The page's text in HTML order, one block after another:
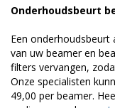
Onderhoudsbeurt
Een onderhoudsbeurt
van uw beamer en
filters vervangen,
Onze specialisten
49,00 per beamer.